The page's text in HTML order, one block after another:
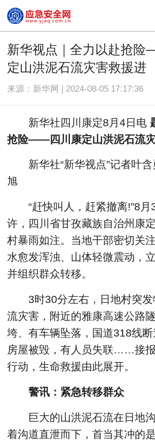
新华视点｜全力以赴抢
定山洪泥石流灾害救援进
来源：新华网 | 2024-08-05 17:17:36
新华社四川康定8月4日电
抢险——四川康定山洪泥石流
新华社“新华视点”记者叶
旭
“赶快叫人，赶紧撤离!”8
许，四川省甘孜藏族自治州康
村暴雨如注。当地干部密切关
水愈发浑浊、山体轻微震动，
并组织群众转移。
3时30分左右，日地村突
流灾害，附近的雅康高速公路
垮、有车辆坠落，国道318线
房屋被毁，有人员失联……接
行动，生命救援由此展开。
警讯：紧急转移群众
巨大的山洪泥石流在日地
着沟道直泄而下，首当其冲的